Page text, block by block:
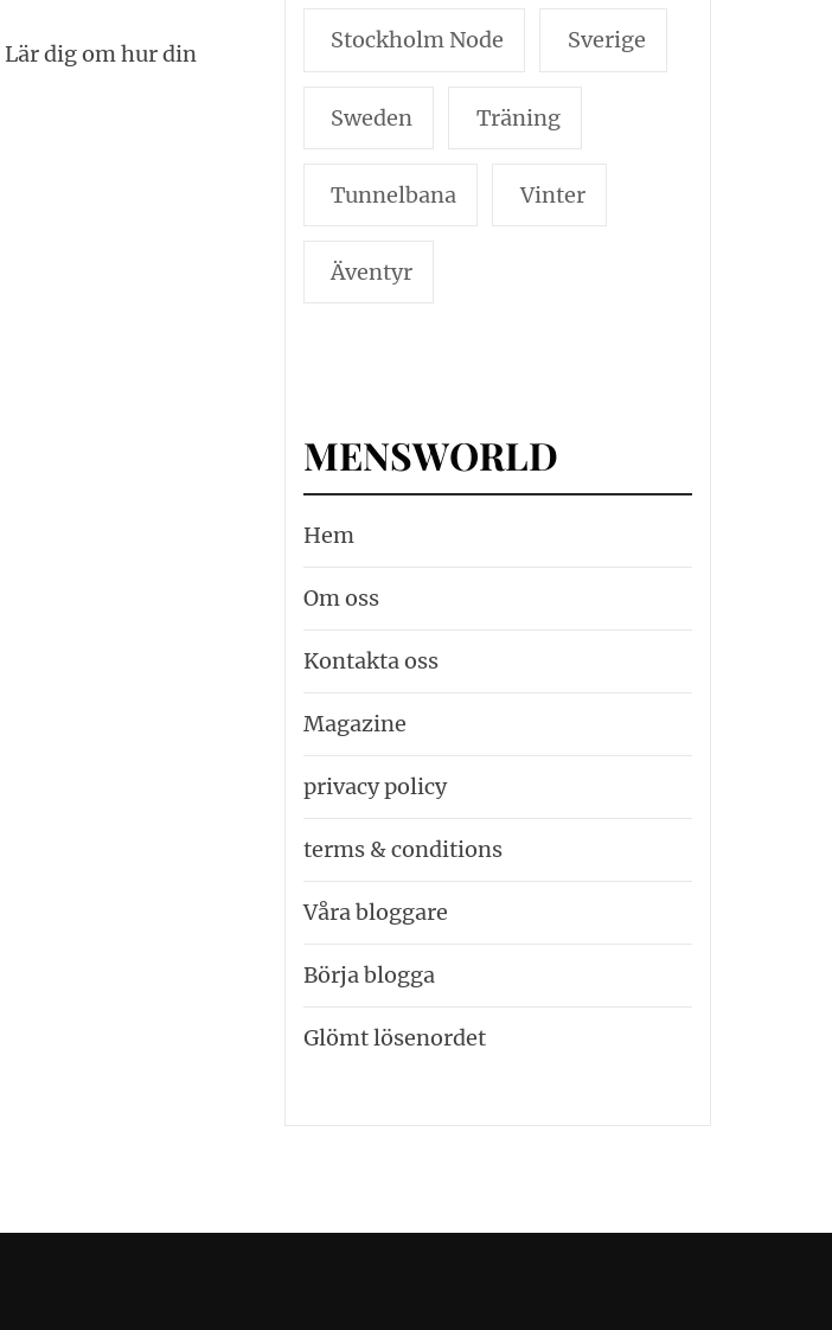
Lär dig om hur din
Stockholm Node Sverige
Sweden Träning
Tunnelbana Vinter
Äventyr
MENSWORLD
Hem
Om oss
Kontakta oss
Magazine
privacy policy
terms & conditions
Våra bloggare
Börja blogga
Glömt lösenordet